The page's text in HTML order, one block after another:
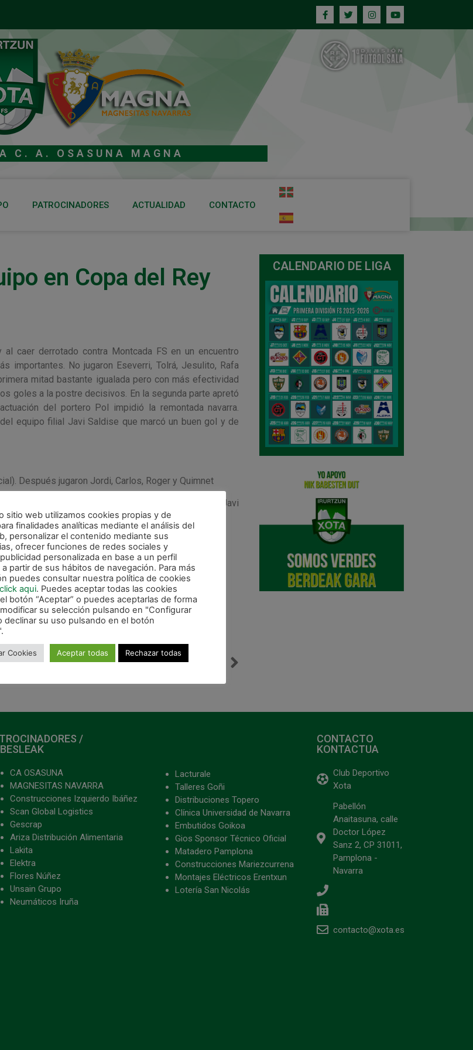
C. A. OSASUNA MAGNA
PATROCINADORES ACTUALIDAD CONTACTO
en Copa del Rey
caer derrotado contra Montcada FS en un encuentro
importantes. No jugaron Eseverri, Tolrá, Jesulito, Rafa
mitad bastante igualada pero con más efectividad
goles a la postre decisivos. En la segunda parte apretó
del portero Pol impidió la remontada navarra.
equipo filial Javi Saldise que marcó un buen gol y de
Después jugaron Jordi, Carlos, Roger y Quimnet
inicial). Después jugaron Roberto Martil, Jorge y Javi
minuto 14 y 3-1 Esteller. minuto 16
CALENDARIO DE LIGA
/
CA OSASUNA
MAGNESITAS NAVARRA
Construcciones Izquierdo Ibáñez
Scan Global Logistics
Gescrap
Ariza Distribución Alimentaria
Lakita
Elektra
Flores Núñez
Unsain Grupo
Neumáticos Iruña
Lacturale
Talleres Goñi
Distribuciones Topero
Clínica Universidad de Navarra
Embutidos Goikoa
Gios Sponsor Técnico Oficial
Matadero Pamplona
Construcciones Mariezcurrena
Montajes Eléctricos Erentxun
Lotería San Nicolás
CONTACTO
KONTACTUA
Club Deportivo
Xota
Pabellón
Anaitasuna, calle
Doctor López
Sanz 2, CP 31011,
Pamplona -
Navarra
contacto@xota.es
sitio web utilizamos cookies propias y de
finalidades analíticas mediante el análisis del
personalizar el contenido mediante sus
ofrecer funciones de redes sociales y
personalizada en base a un perfil
partir de sus hábitos de navegación. Para más
puedes consultar nuestra política de cookies
click aqui. Puedes aceptar todas las cookies
botón “Aceptar” o puedes aceptarlas de forma
su selección pulsando en "Configurar
declinar su uso pulsando en el botón
Cookies Aceptar todas Rechazar todas